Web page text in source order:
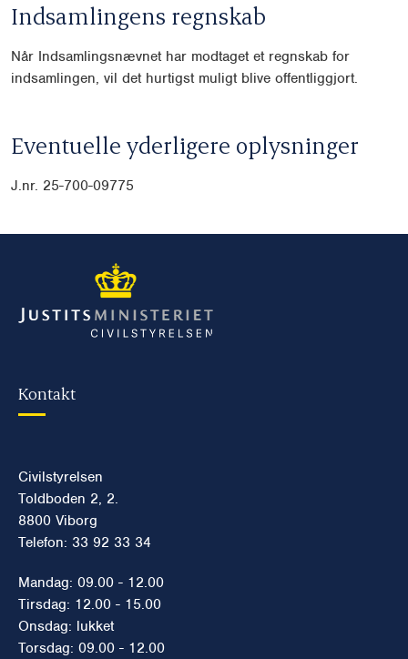
Indsamlingens regnskab
Når Indsamlingsnævnet har modtaget et regnskab for
indsamlingen, vil det hurtigst muligt blive offentliggjort.
Eventuelle yderligere oplysninger
J.nr. 25-700-09775
Kontakt
Civilstyrelsen
Toldboden 2, 2.
8800 Viborg
Telefon: 33 92 33 34
Mandag: 09.00 - 12.00
Tirsdag: 12.00 - 15.00
Onsdag: lukket
Torsdag: 09.00 - 12.00